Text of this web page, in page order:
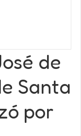
de
Santa
por